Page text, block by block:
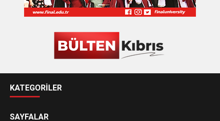
KATEGORİLER
SAYFALAR